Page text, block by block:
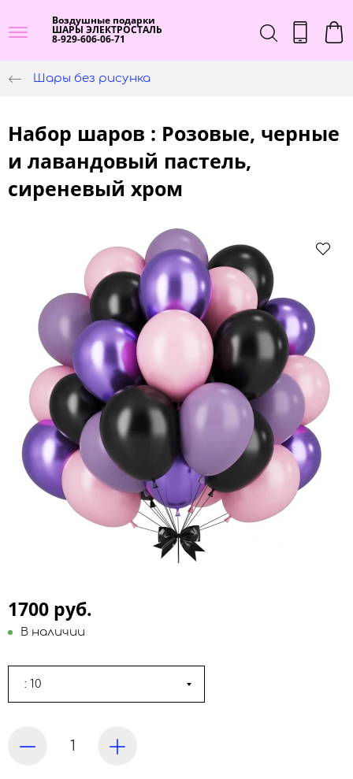
Воздушные подарки
ШАРЫ ЭЛЕКТРОСТАЛЬ
8-929-606-06-71
Шары без рисунка
Набор шаров : Розовые, черные
и лавандовый пастель,
сиреневый хром
1700 руб.
В наличии
: 10